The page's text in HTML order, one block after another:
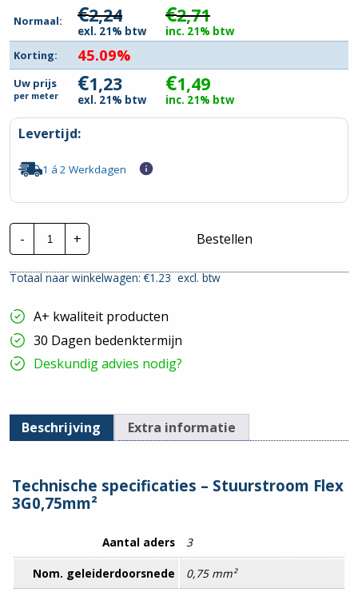
Normaal: €2,24
exl. 21% btw
€2,71
inc. 21% btw
Korting:
45.09%
Uw prijs
per meter €1,23
exl. 21% btw
€1,49
inc. 21% btw
Levertijd:
1 á 2 Werkdagen
-
Stuurstroom
FLEX
|
JZ
hoeveelheid
+ Bestellen
Totaal naar winkelwagen: €1.23excl. btw
A+ kwaliteit producten
30 Dagen bedenktermijn
Deskundig advies nodig?
Beschrijving Extra informatie
Technische specificaties – Stuurstroom Flex
3G0,75mm²
Aantal aders 3
Nom. geleiderdoorsnede 0,75 mm²